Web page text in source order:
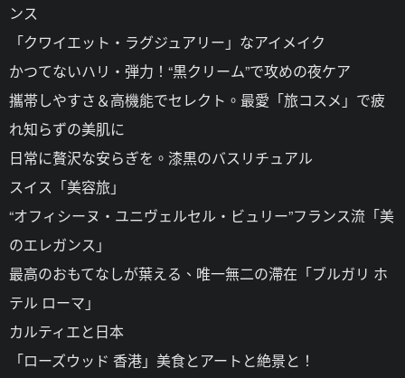
ンス
「クワイエット・ラグジュアリー」なアイメイク
かつてないハリ・弾力！“黒クリーム”で攻めの夜ケア
攜帯しやすさ＆高機能でセレクト。最愛「旅コスメ」で疲
れ知らずの美肌に
日常に贅沢な安らぎを。漆黒のバスリチュアル
スイス「美容旅」
“オフィシーヌ・ユニヴェルセル・ビュリー”フランス流「美
のエレガンス」
最高のおもてなしが葉える、唯一無二の滯在「ブルガリ ホ
テル ローマ」
カルティエと日本
「ローズウッド 香港」美食とアートと絶景と！